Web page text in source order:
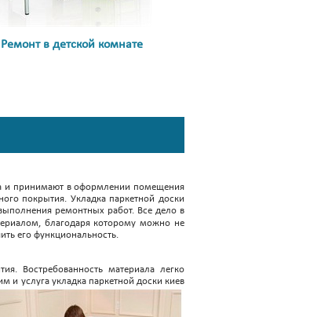
Ремонт в детской комнате
и принимают в оформлении помещения
покрытия. Укладка паркетной доски
ремонтных работ. Все дело в
благодаря которому можно не
его функциональность.
Востребованность материала легко
и услуга укладка паркетной доски киев